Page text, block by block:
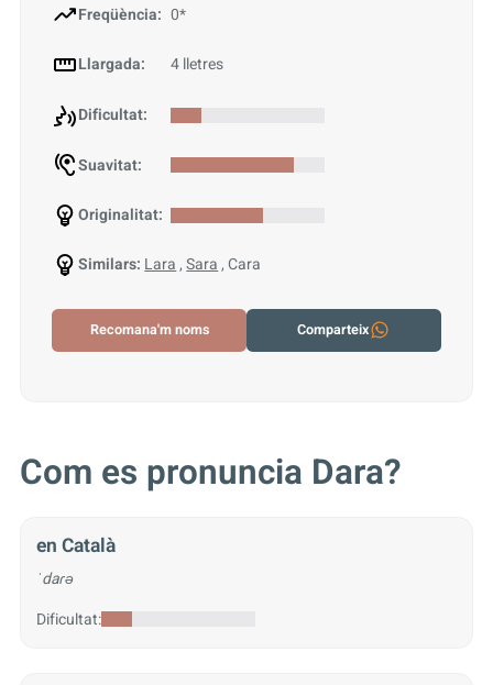
Freqüència: 0*
Llargada: 4 lletres
Dificultat:
Suavitat:
Originalitat:
Similars: Lara,Sara, Cara
Recomana'm noms Comparteix
Com es pronuncia Dara?
en Català
ˈdaɾə
Dificultat: